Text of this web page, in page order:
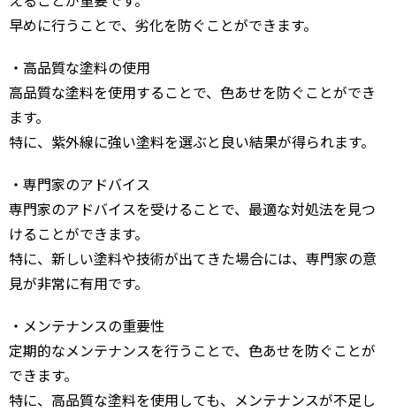
早めに行うことで、劣化を防ぐことができます。
・高品質な塗料の使用
高品質な塗料を使用することで、色あせを防ぐことができ
ます。
特に、紫外線に強い塗料を選ぶと良い結果が得られます。
・専門家のアドバイス
専門家のアドバイスを受けることで、最適な対処法を見つ
けることができます。
特に、新しい塗料や技術が出てきた場合には、専門家の意
見が非常に有用です。
・メンテナンスの重要性
定期的なメンテナンスを行うことで、色あせを防ぐことが
できます。
特に、高品質な塗料を使用しても、メンテナンスが不足し